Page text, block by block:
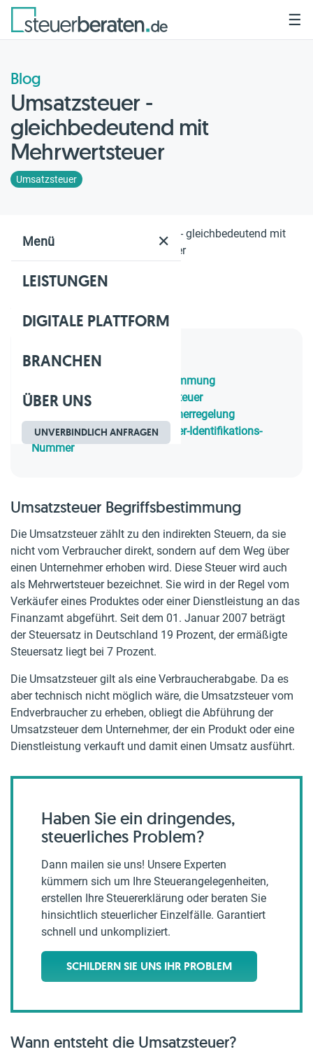
Menü ✕
LEISTUNGEN
DIGITALE PLATTFORM
BRANCHEN
ÜBER UNS
UNVERBINDLICH ANFRAGEN
☰
Blog
Umsatzsteuer -
gleichbedeutend mit
Mehrwertsteuer
Umsatzsteuer
Home
Umsatzsteuer - gleichbedeutend mit
Mehrwertsteuer
Inhaltsverzeichnis
Umsatzsteuer Begriffsbestimmung
2. Wann entsteht die Umsatzsteuer
Was ist eine Kleinunternehmerregelung
4. Wer vergibt die Umsatzsteuer-Identifikations-
Nummer
Umsatzsteuer Begriffsbestimmung
Die Umsatzsteuer zählt zu den indirekten Steuern, da sie
nicht vom Verbraucher direkt, sondern auf dem Weg über
einen Unternehmer erhoben wird. Diese Steuer wird auch
als Mehrwertsteuer bezeichnet. Sie wird in der Regel vom
Verkäufer eines Produktes oder einer Dienstleistung an das
Finanzamt abgeführt. Seit dem 01. Januar 2007 beträgt
der Steuersatz in Deutschland 19 Prozent, der ermäßigte
Steuersatz liegt bei 7 Prozent.
Die Umsatzsteuer gilt als eine Verbraucherabgabe. Da es
aber technisch nicht möglich wäre, die Umsatzsteuer vom
Endverbraucher zu erheben, obliegt die Abführung der
Umsatzsteuer dem Unternehmer, der ein Produkt oder eine
Dienstleistung verkauft und damit einen Umsatz ausführt.
Haben Sie ein dringendes,
steuerliches Problem?
Dann mailen sie uns! Unsere Experten
kümmern sich um Ihre Steuerangelegenheiten,
erstellen Ihre Steuererklärung oder beraten Sie
hinsichtlich steuerlicher Einzelfälle. Garantiert
schnell und unkompliziert.
SCHILDERN SIE UNS IHR PROBLEM
Wann entsteht die Umsatzsteuer?